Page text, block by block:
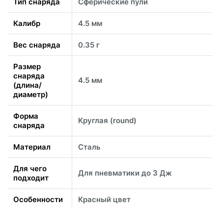
Калибр 4.5 мм
Вес снаряда 0.35 г
Размер
снаряда
(длина/
диаметр)
4.5 мм
Форма
снаряда
Круглая (round)
Материал Сталь
Для чего
подходит
Для пневматики до 3 Дж
Особенности Красный цвет